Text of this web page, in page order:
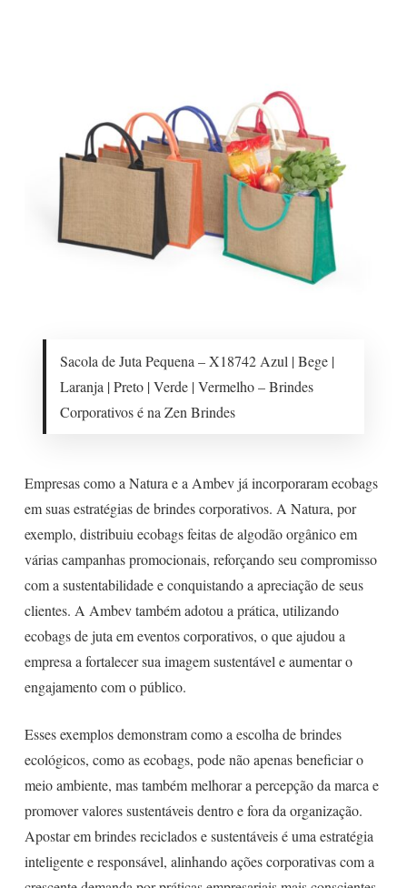
Sacola de Juta Pequena – X18742 Azul | Bege |
Laranja | Preto | Verde | Vermelho – Brindes
Corporativos é na Zen Brindes
Empresas como a Natura e a Ambev já incorporaram ecobags
em suas estratégias de brindes corporativos. A Natura, por
exemplo, distribuiu ecobags feitas de algodão orgânico em
várias campanhas promocionais, reforçando seu compromisso
com a sustentabilidade e conquistando a apreciação de seus
clientes. A Ambev também adotou a prática, utilizando
ecobags de juta em eventos corporativos, o que ajudou a
empresa a fortalecer sua imagem sustentável e aumentar o
engajamento com o público.
Esses exemplos demonstram como a escolha de brindes
ecológicos, como as ecobags, pode não apenas beneficiar o
meio ambiente, mas também melhorar a percepção da marca e
promover valores sustentáveis dentro e fora da organização.
Apostar em brindes reciclados e sustentáveis é uma estratégia
inteligente e responsável, alinhando ações corporativas com a